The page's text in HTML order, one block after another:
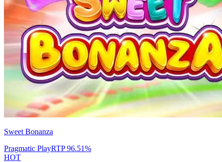
Sweet Bonanza
Pragmatic PlayRTP96.51%
HOT